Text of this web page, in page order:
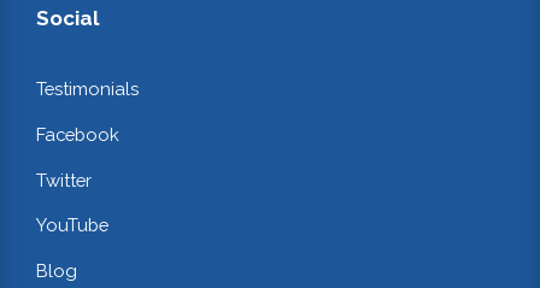
Social
Testimonials
Facebook
Twitter
YouTube
Blog